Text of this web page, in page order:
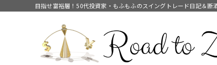
目指せ富裕層！50代投資家・もふもふのスイングトレード日記＆断